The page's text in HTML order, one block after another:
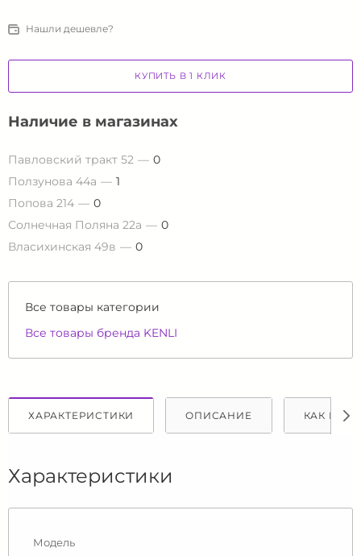
Нашли дешевле?
КУПИТЬ В 1 КЛИК
Наличие в магазинах
Павловский тракт 52
0
Ползунова 44а
1
Попова 214
0
Солнечная Поляна 22а
0
Власихинская 49в
0
Все товары категории
Все товары бренда KENLI
ХАРАКТЕРИСТИКИ ОПИСАНИЕ КАК
Характеристики
Модель